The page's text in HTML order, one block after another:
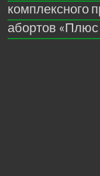
комплексного
абортов «Плюс